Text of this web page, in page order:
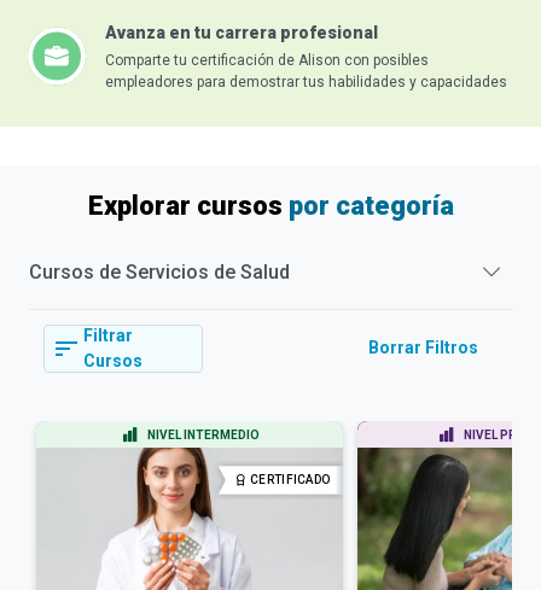
Avanza en tu carrera profesional
Comparte tu certificación de Alison con posibles
empleadores para demostrar tus habilidades y capacidades
Explorar cursos por categoría
Cursos de Servicios de Salud
Filtrar
Cursos
Borrar Filtros
NIVEL INTERMEDIO
CERTIFICADO
NIVEL